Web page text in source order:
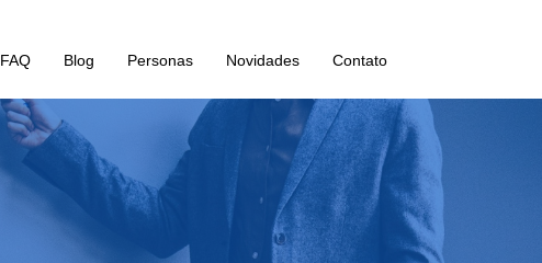
FAQ Blog Personas Novidades Contato